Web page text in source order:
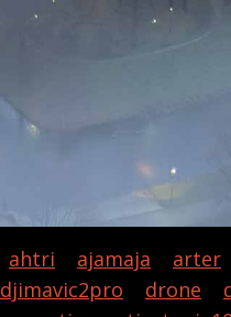
ahtri ajamaja arter
djimavic2pro drone